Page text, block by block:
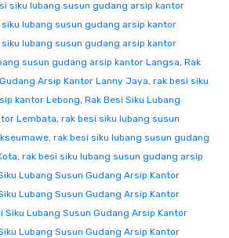
siku lubang susun gudang arsip kantor
lubang susun gudang arsip kantor
lubang susun gudang arsip kantor
susun gudang arsip kantor Langsa, Rak
Arsip Kantor Lanny Jaya, rak besi siku
kantor Lebong, Rak Besi Siku Lubang
Lembata, rak besi siku lubang susun
, rak besi siku lubang susun gudang
, rak besi siku lubang susun gudang arsip
Lubang Susun Gudang Arsip Kantor
Lubang Susun Gudang Arsip Kantor
Siku Lubang Susun Gudang Arsip Kantor
Lubang Susun Gudang Arsip Kantor